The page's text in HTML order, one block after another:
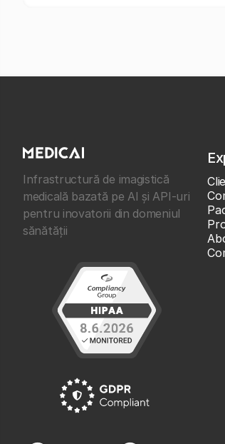
Infrastructură de imagistică
medicală bazată pe AI și API-uri
pentru inovatorii din domeniul
sănătății